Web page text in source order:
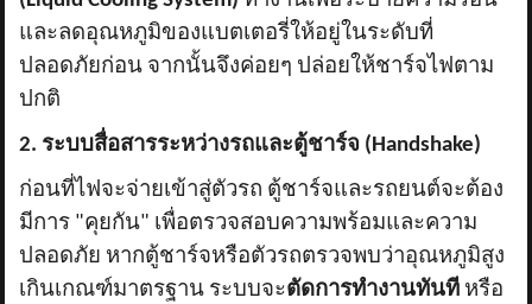
และลดอุณหภูมิของแบตเตอรี่ให้อยู่ในระดับที่
ปลอดภัยก่อน จากนั้นจึงค่อยๆ ปล่อยให้ชาร์จไฟตาม
ปกติ
2. ระบบสื่อสารระหว่างรถและตู้ชาร์จ (Handshake)
ก่อนที่ไฟจะจ่ายเข้าสู่ตัวรถ ตู้ชาร์จและรถยนต์จะต้อง
มีการ "คุยกัน" เพื่อตรวจสอบความพร้อมและความ
ปลอดภัย หากตู้ชาร์จหรือตัวรถตรวจพบว่าอุณหภูมิสูง
เกินเกณฑ์มาตรฐาน ระบบจะตัดการทำงานทันที หรือ